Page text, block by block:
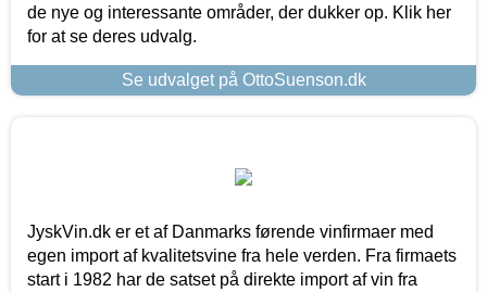
de nye og interessante områder, der dukker op. Klik her
for at se deres udvalg.
Se udvalget på OttoSuenson.dk
JyskVin.dk er et af Danmarks førende vinfirmaer med
egen import af kvalitetsvine fra hele verden. Fra firmaets
start i 1982 har de satset på direkte import af vin fra